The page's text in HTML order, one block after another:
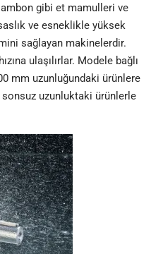
gibi et mamulleri ve
ve esneklikle yüksek
sağlayan makinelerdir.
ulaşılırlar. Modele bağlı
mm uzunluğundaki ürünlere
sonsuz uzunluktaki ürünlerle